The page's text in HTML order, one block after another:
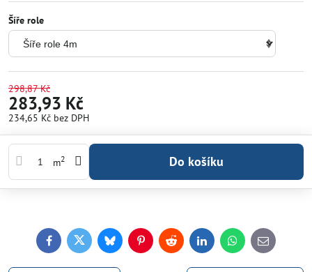
Šíře role
298,87 Kč
283,93 Kč
234,65 Kč bez DPH
m2 Do košíku
FacebookTwitterBlueskyPinterestReddit LinkedInWhatsApp
E-
mail